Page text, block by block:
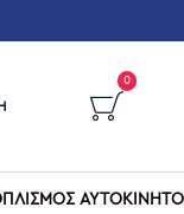
0